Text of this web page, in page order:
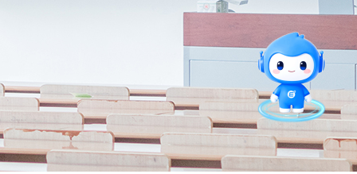
智能问答
直通专业